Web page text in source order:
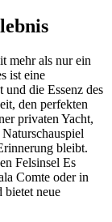
mehr als nur ein
ist eine
die Essenz des
den perfekten
privaten Yacht,
bleibt.
Felsinsel Es
Comte oder in
bietet neue